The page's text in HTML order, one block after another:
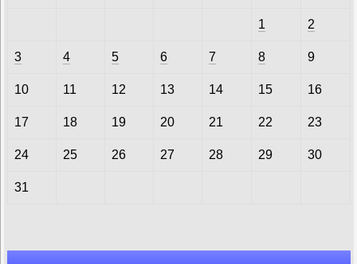
1 2
3 4 5 6 7 8 9
10 11 12 13 14 15 16
17 18 19 20 21 22 23
24 25 26 27 28 29 30
31